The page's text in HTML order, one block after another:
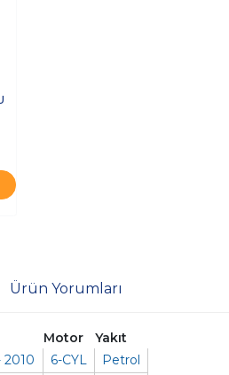
Ürün Yorumları
Motor
Yakıt
6-CYL
Petrol